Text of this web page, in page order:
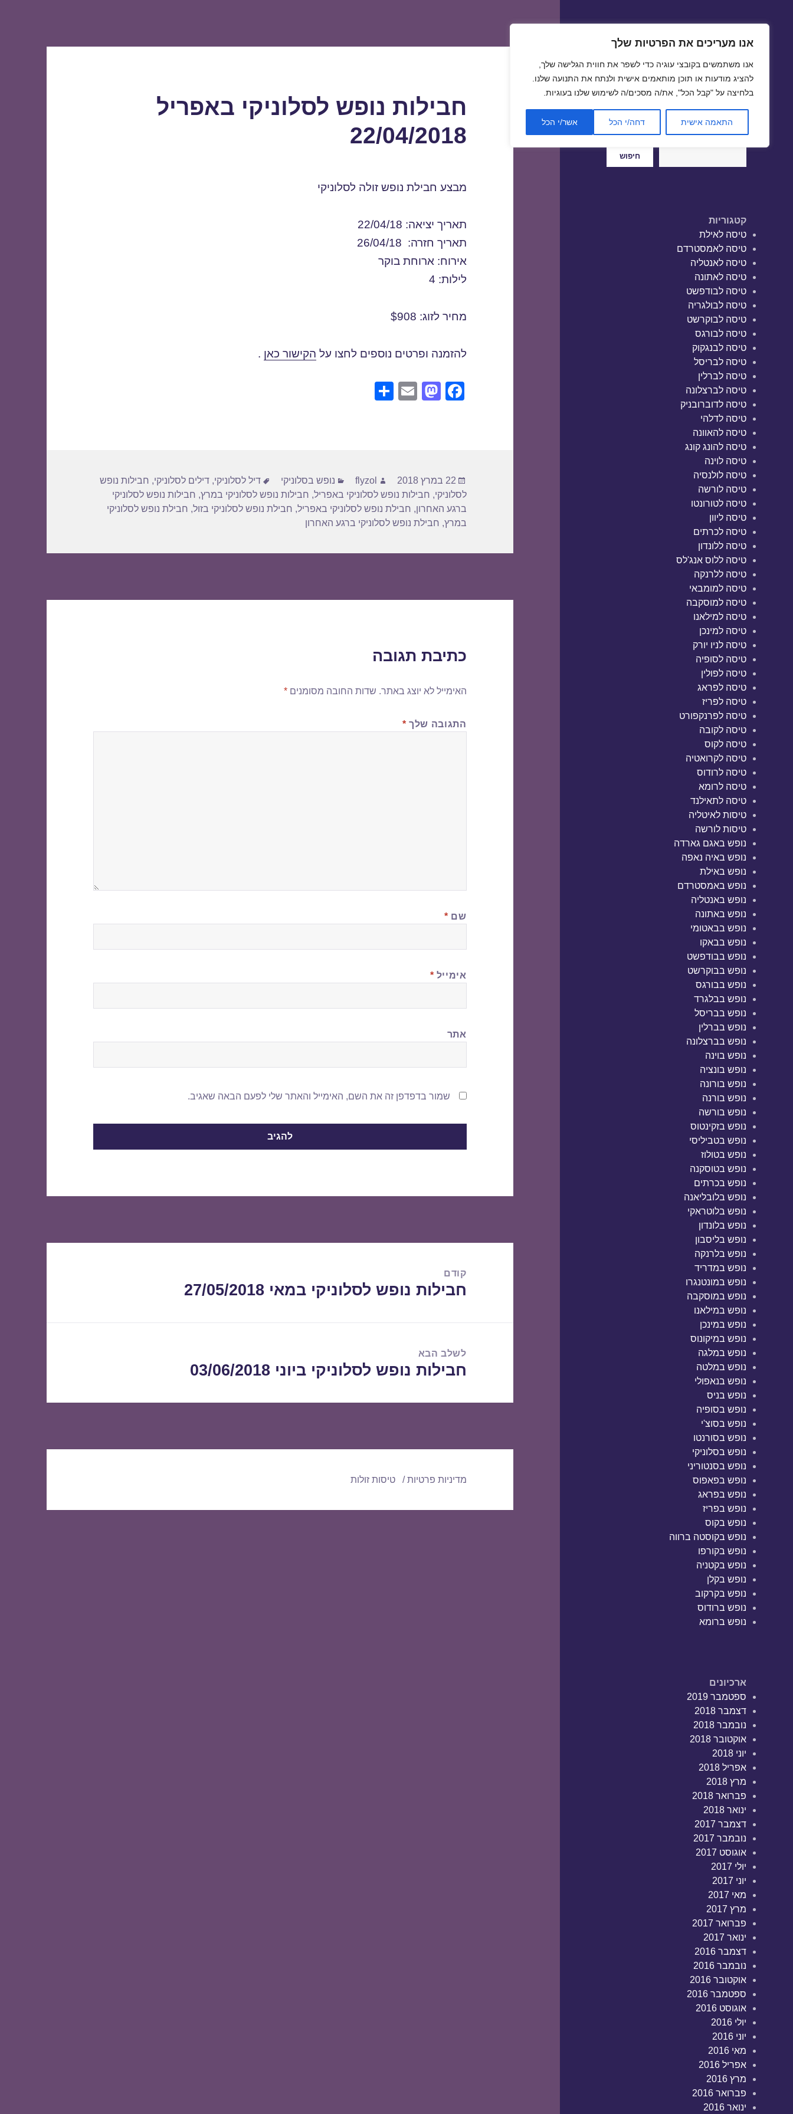
אנו מעריכים את הפרטיות שלך
אנו משתמשים בקובצי עוגיה כדי לשפר את חווית הגלישה שלך,
להציג מודעות או תוכן מותאמים אישית ולנתח את התנועה שלנו.
בלחיצה על "קבל הכל", את/ה מסכים/ה לשימוש שלנו בעוגיות.
התאמה אישית דחה/י הכל אשר/י הכל
טיסה זולה | טיסות זולות
חיפוש
חיפוש
קטגוריות
טיסה לאילת
טיסה לאמסטרדם
טיסה לאנטליה
טיסה לאתונה
טיסה לבודפשט
טיסה לבולגריה
טיסה לבוקרשט
טיסה לבורגס
טיסה לבנגקוק
טיסה לבריסל
טיסה לברלין
טיסה לברצלונה
טיסה לדוברובניק
טיסה לדלהי
טיסה להאוונה
טיסה להונג קונג
טיסה לוינה
טיסה לולנסיה
טיסה לורשה
טיסה לטורונטו
טיסה ליוון
טיסה לכרתים
טיסה ללונדון
טיסה ללוס אנג'לס
טיסה ללרנקה
טיסה למומבאי
טיסה למוסקבה
טיסה למילאנו
טיסה למינכן
טיסה לניו יורק
טיסה לסופיה
טיסה לפולין
טיסה לפראג
טיסה לפריז
טיסה לפרנקפורט
טיסה לקובה
טיסה לקוס
טיסה לקרואטיה
טיסה לרודוס
טיסה לרומא
טיסה לתאילנד
טיסות לאיטליה
טיסות לורשה
נופש באגם גארדה
נופש באיה נאפה
נופש באילת
נופש באמסטרדם
נופש באנטליה
נופש באתונה
נופש בבאטומי
נופש בבאקו
נופש בבודפשט
נופש בבוקרשט
נופש בבורגס
נופש בבלגרד
נופש בבריסל
נופש בברלין
נופש בברצלונה
נופש בוינה
נופש בונציה
נופש בורונה
נופש בורנה
נופש בורשה
נופש בזקינטוס
נופש בטביליסי
נופש בטולוז
נופש בטוסקנה
נופש בכרתים
נופש בלובליאנה
נופש בלוטראקי
נופש בלונדון
נופש בליסבון
נופש בלרנקה
נופש במדריד
נופש במונטנגרו
נופש במוסקבה
נופש במילאנו
נופש במינכן
נופש במיקונוס
נופש במלגה
נופש במלטה
נופש בנאפולי
נופש בניס
נופש בסופיה
נופש בסוצ'י
נופש בסורנטו
נופש בסלוניקי
נופש בסנטוריני
נופש בפאפוס
נופש בפראג
נופש בפריז
נופש בקוס
נופש בקוסטה ברווה
נופש בקורפו
נופש בקטניה
נופש בקלן
נופש בקרקוב
נופש ברודוס
נופש ברומא
ארכיונים
ספטמבר 2019
דצמבר 2018
נובמבר 2018
אוקטובר 2018
יוני 2018
אפריל 2018
מרץ 2018
פברואר 2018
ינואר 2018
דצמבר 2017
נובמבר 2017
אוגוסט 2017
יולי 2017
יוני 2017
מאי 2017
מרץ 2017
פברואר 2017
ינואר 2017
דצמבר 2016
נובמבר 2016
אוקטובר 2016
ספטמבר 2016
אוגוסט 2016
יולי 2016
יוני 2016
מאי 2016
אפריל 2016
מרץ 2016
פברואר 2016
ינואר 2016
חבילות נופש לסלוניקי באפריל
22/04/2018
מבצע חבילת נופש זולה לסלוניקי
תאריך יציאה: 22/04/18
תאריך חזרה: 26/04/18
אירוח: ארוחת בוקר
לילות: 4
מחיר לזוג: $908
להזמנה ופרטים נוספים לחצו על הקישור כאן .
F
o
o
k
M
o
n
E
פורסם
בתאריך
22 במרץ 2018 מחבר
flyzol קטגוריות
נופש בסלוניקי תגיות
דיל לסלוניקי,דילים לסלוניקי, חבילות נופש
לסלוניקי, חבילות נופש לסלוניקי באפריל, חבילות נופש לסלוניקי במרץ, חבילות נופש לסלוניקי
ברגע האחרון, חבילת נופש לסלוניקי באפריל, חבילת נופש לסלוניקי בזול, חבילת נופש לסלוניקי
במרץ, חבילת נופש לסלוניקי ברגע האחרון
כתיבת תגובה
האימייל לא יוצג באתר. שדות החובה מסומנים*
התגובה שלך *
שם *
אימייל *
אתר
שמור בדפדפן זה את השם, האימייל והאתר שלי לפעם הבאה שאגיב.
קודם
הפוסט
חבילות נופש לסלוניקי במאי 27/05/2018
לשלב הבא
הפוסט
חבילות נופש לסלוניקי ביוני 03/06/2018
מדיניות פרטיות טיסות זולות